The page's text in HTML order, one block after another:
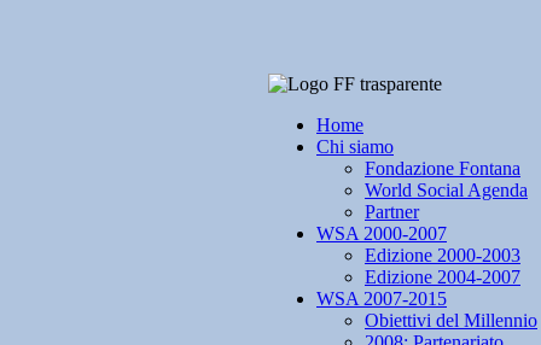
Home
Chi siamo
Fondazione Fontana
World Social Agenda
Partner
WSA 2000-2007
Edizione 2000-2003
Edizione 2004-2007
WSA 2007-2015
Obiettivi del Millennio